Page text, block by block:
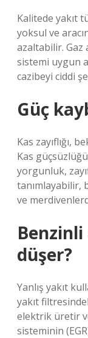
Kalitede yakıt
yoksul ve
azaltabilir. Gaz
sistemi uygun
cazibeyi ciddi
Güç
Kas zayıflığı,
Kas
yorgunluk,
tanımlayabilir,
ve
Benzinli
düşer?
Yanlış yakıt
yakıt
elektrik üretir
sisteminin